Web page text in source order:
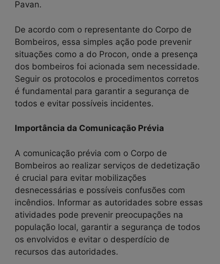
Pavan.
De acordo com o representante do Corpo de
Bombeiros, essa simples ação pode prevenir
situações como a do Procon, onde a presença
dos bombeiros foi acionada sem necessidade.
Seguir os protocolos e procedimentos corretos
é fundamental para garantir a segurança de
todos e evitar possíveis incidentes.
Importância da Comunicação Prévia
A comunicação prévia com o Corpo de
Bombeiros ao realizar serviços de dedetização
é crucial para evitar mobilizações
desnecessárias e possíveis confusões com
incêndios. Informar as autoridades sobre essas
atividades pode prevenir preocupações na
população local, garantir a segurança de todos
os envolvidos e evitar o desperdício de
recursos das autoridades.